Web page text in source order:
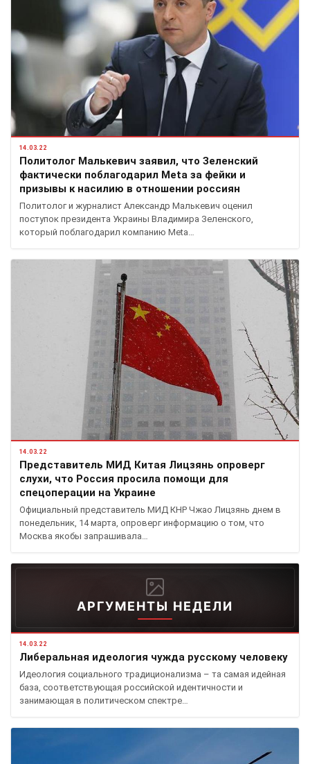
14.03.22
Политолог Малькевич заявил, что Зеленский
фактически поблагодарил Meta за фейки и
призывы к насилию в отношении россиян
Политолог и журналист Александр Малькевич оценил
поступок президента Украины Владимира Зеленского,
который поблагодарил компанию Meta…
14.03.22
Представитель МИД Китая Лицзянь опроверг
слухи, что Россия просила помощи для
спецоперации на Украине
Официальный представитель МИД КНР Чжао Лицзянь днем в
понедельник, 14 марта, опроверг информацию о том, что
Москва якобы запрашивала…
АРГУМЕНТЫ НЕДЕЛИ
14.03.22
Либеральная идеология чужда русскому человеку
Идеология социального традиционализма – та самая идейная
база, соответствующая российской идентичности и
занимающая в политическом спектре…